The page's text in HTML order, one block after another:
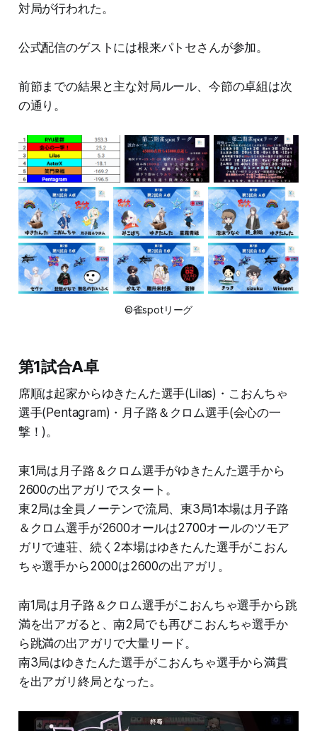
対局が行われた。
公式配信のゲストには根来パトセさんが参加。
前節までの結果と主な対局ルール、今節の卓組は次
の通り。
©雀spotリーグ
第1試合A卓
席順は起家からゆきたんた選手(Lilas)・こおんちゃ
選手(Pentagram)・月子路＆クロム選手(会心の一
撃！)。
東1局は月子路＆クロム選手がゆきたんた選手から
2600の出アガリでスタート。
東2局は全員ノーテンで流局、東3局1本場は月子路
＆クロム選手が2600オールは2700オールのツモア
ガリで連荘、続く2本場はゆきたんた選手がこおん
ちゃ選手から2000は2600の出アガリ。
南1局は月子路＆クロム選手がこおんちゃ選手から跳
満を出アガると、南2局でも再びこおんちゃ選手か
ら跳満の出アガリで大量リード。
南3局はゆきたんた選手がこおんちゃ選手から満貫
を出アガリ終局となった。